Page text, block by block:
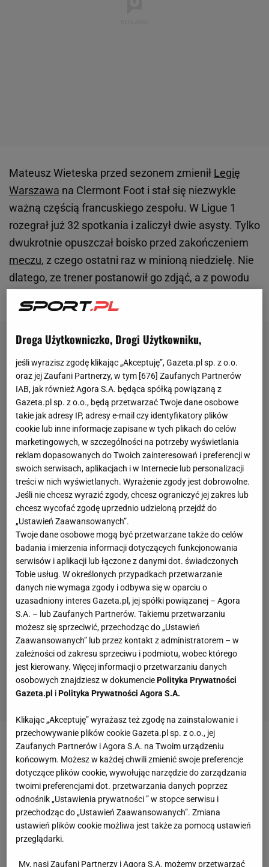
Mateusz Wieteska przed sezonem zmienił Legię
Warszawa na Clermont Foot i stał się niezwykle
ważną częścią francuskiego zespołu. W Ligue 1
rozegrał już 32 spotkania i zaliczył dwie asysty. Tylko
dwukrotnie opuszczał boisko przed zakończeniem
meczu, z czego ostatni raz w minioną niedzielę. Nie
dlatego, ze trener postanowił go zdjąć, a z powodu
Zobacz wideo"Poczułem się jak bokser zawodowy,
stres był". Suzuki Boxing Promotion kształtuje
polskich pięściarzy
Zespół wygrywał i zrobiło się gorąco. Mateusz
Wieteska wyleciał z boiska i miał sporo szczęścia
Droga Użytkowniczko, Drogi Użytkowniku,
jeśli wyrazisz zgodę klikając „Akceptuję”, Gazeta.pl sp. z o.o.
oraz jej Zaufani Partnerzy, w tym [676] Zaufanych Partnerów
IAB, jak również Agora S.A. będąca spółką powiązaną z
Gazeta.pl sp. z o.o., będą przetwarzać Twoje dane osobowe
takie jak adresy IP, adresy e-mail czy identyfikatory plików
cookie lub inne informacje zapisane w tych plikach do celów
marketingowych, w szczególności na potrzeby wyświetlania
reklam dopasowanych do Twoich zainteresowań i preferencji w
swoich serwisach, aplikacjach i w Internecie lub personalizacji
treści w nich wyświetlanych. Wyrażenie zgody jest dobrowolne.
Jeśli nie chcesz wyrazić zgody, chcesz ograniczyć jej zakres lub
chcesz wycofać zgodę uprzednio udzieloną przejdź do
„Ustawień Zaawansowanych”.
Twoje dane osobowe mogą być przetwarzane także do celów
badania i mierzenia informacji dotyczących funkcjonowania
serwisów i aplikacji lub łączone z danymi dot. świadczonych
Tobie usług. W określonych przypadkach przetwarzanie
danych nie wymaga zgody i odbywa się w oparciu o
uzasadniony interes Gazeta.pl, jej spółki powiązanej – Agora
S.A. – lub Zaufanych Partnerów. Takiemu przetwarzaniu
możesz się sprzeciwić, przechodząc do „Ustawień
Zaawansowanych” lub przez kontakt z administratorem – w
zależności od zakresu sprzeciwu i podmiotu, wobec którego
jest kierowany. Więcej informacji o przetwarzaniu danych
osobowych znajdziesz w dokumenciePolityka Prywatności
Gazeta.pl iPolityka Prywatności Agora S.A.
Klikając „Akceptuję” wyrażasz też zgodę na zainstalowanie i
przechowywanie plików cookie Gazeta.pl sp. z o.o., jej
Zaufanych Partnerów i Agora S.A. na Twoim urządzeniu
końcowym. Możesz w każdej chwili zmienić swoje preferencje
dotyczące plików cookie, wywołując narzędzie do zarządzania
twoimi preferencjami dot. przetwarzania danych poprzez
odnośnik „Ustawienia prywatności ” w stopce serwisu i
przechodząc do „Ustawień Zaawansowanych”. Zmiana
ustawień plików cookie możliwa jest także za pomocą ustawień
przeglądarki.
My, nasi Zaufani Partnerzy i Agora S.A. możemy przetwarzać